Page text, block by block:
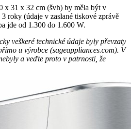
x 31 x 32 cm (švh) by měla být v
roky (údaje v zaslané tiskové zprávě
jde od 1.300 do 1.600 W.
veškeré technické údaje byly převzaty
u výrobce (sageappliances.com). V
a veďte proto v patrnosti, že